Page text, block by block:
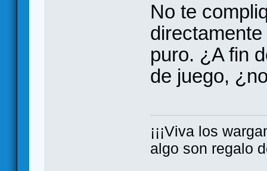
No te
puro. ¿A fin
de juego,
¡¡¡Viva los
algo son regalo